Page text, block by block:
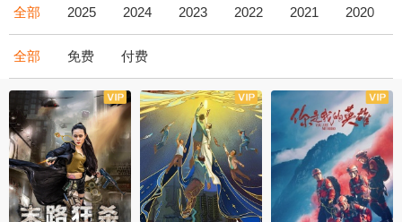
全部 2025 2024 2023 2022 2021 2020
全部 免费 付费